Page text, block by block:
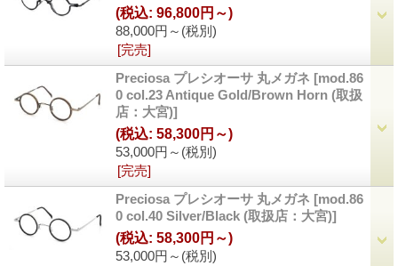
88,000円～ (税別)
(税込: 96,800円～)
[完売]
Preciosa プレシオーサ 丸メガネ [mod.86
0 col.23 Antique Gold/Brown Horn (取扱
店：大宮)]
53,000円～ (税別)
(税込: 58,300円～)
[完売]
Preciosa プレシオーサ 丸メガネ [mod.86
0 col.40 Silver/Black (取扱店：大宮)]
53,000円～ (税別)
(税込: 58,300円～)